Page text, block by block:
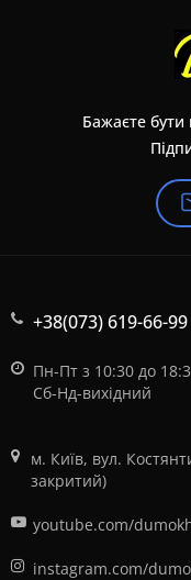
Бажаєте бути
+38(073) 619-66-99
Пн-Пт з 10:30 до
Сб-Нд-вихідний
м. Київ, вул.
закритий)
youtube.com/
instagram.com/